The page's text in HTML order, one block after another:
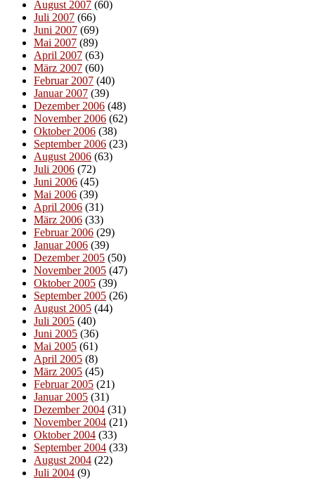
August 2007 (60)
Juli 2007 (66)
Juni 2007 (69)
Mai 2007 (89)
April 2007 (63)
März 2007 (60)
Februar 2007 (40)
Januar 2007 (39)
Dezember 2006 (48)
November 2006 (62)
Oktober 2006 (38)
September 2006 (23)
August 2006 (63)
Juli 2006 (72)
Juni 2006 (45)
Mai 2006 (39)
April 2006 (31)
März 2006 (33)
Februar 2006 (29)
Januar 2006 (39)
Dezember 2005 (50)
November 2005 (47)
Oktober 2005 (39)
September 2005 (26)
August 2005 (44)
Juli 2005 (40)
Juni 2005 (36)
Mai 2005 (61)
April 2005 (8)
März 2005 (45)
Februar 2005 (21)
Januar 2005 (31)
Dezember 2004 (31)
November 2004 (21)
Oktober 2004 (33)
September 2004 (33)
August 2004 (22)
Juli 2004 (9)